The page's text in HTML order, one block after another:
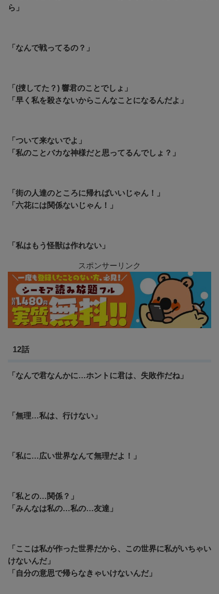
ら」
「なんで戦ってるの？」
「(捜してた？) 響君のことでしょ」
「早く私を殺さないからこんなことになるんだよ」
「ついて来ないでよ」
「私のことバカな神様だと思ってるんでしょ？」
「街の人達のところに帰ればいいじゃん！」
「六花には関係ないじゃん！」
「私はもう怪獣は作れない」
スポンサーリンク
12話
「なんで君なんかに…ホントに君は、失敗作だね」
「無理…私は、行けない」
「私に…広い世界なんて無理だよ！」
「私との…関係？」
「みんなは私の…私の…友達」
「ここは私が作った世界だから、この世界に私がいちゃい
けないんだ」
「自分の意思で帰らなきゃいけないんだ」